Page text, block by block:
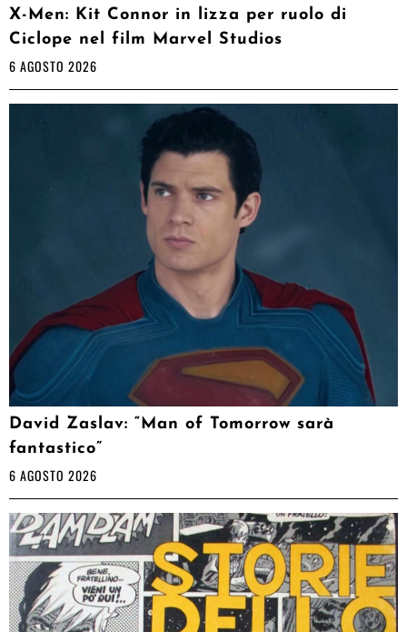
X-Men: Kit Connor in lizza per ruolo di
Ciclope nel film Marvel Studios
6 AGOSTO 2026
David Zaslav: “Man of Tomorrow sarà
fantastico”
6 AGOSTO 2026